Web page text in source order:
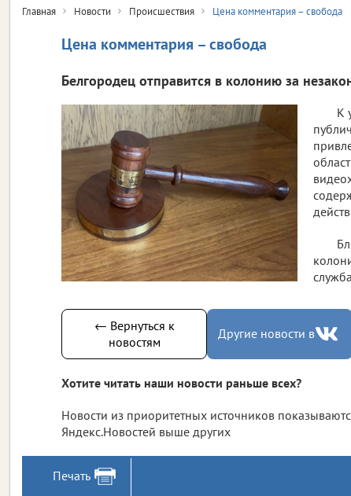
Главная Новости Происшествия Цена комментария – свобода
Цена комментария – свобода
Белгородец отправится в колонию за
К
← Вернуться к
новостям
Другие новости в
Хотите читать наши новости раньше всех?
Новости из приоритетных источников
Яндекс.Новостей выше других
Печать